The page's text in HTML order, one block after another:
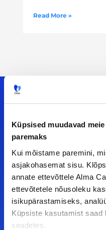
Küpsised muudavad
paremaks
Kui mõistame paremini,
asjakohasemat sisu.
annate ettevõttele Alma
ettevõtetele nõusoleku
isikupärastamiseks,
Küpsiste kasutamist saad
seadetes.
Read More »
Tööelublogi.ee lehelt
kursis tööturu
ettepanekuid
teha koostööd, siis